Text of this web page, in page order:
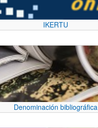
IKERTU
Denominación bibliográfica